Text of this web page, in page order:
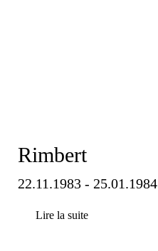
Rimbert
22.11.1983 - 25.01.1984
Lire la suite